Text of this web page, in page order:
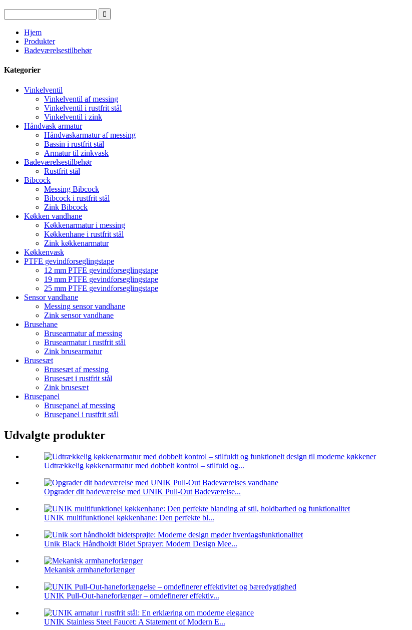
Hjem
Produkter
Badeværelsestilbehør
Kategorier
Vinkelventil
Vinkelventil af messing
Vinkelventil i rustfrit stål
Vinkelventil i zink
Håndvask armatur
Håndvaskarmatur af messing
Bassin i rustfrit stål
Armatur til zinkvask
Badeværelsestilbehør
Rustfrit stål
Bibcock
Messing Bibcock
Bibcock i rustfrit stål
Zink Bibcock
Køkken vandhane
Køkkenarmatur i messing
Køkkenhane i rustfrit stål
Zink køkkenarmatur
Køkkenvask
PTFE gevindforseglingstape
12 mm PTFE gevindforseglingstape
19 mm PTFE gevindforseglingstape
25 mm PTFE gevindforseglingstape
Sensor vandhane
Messing sensor vandhane
Zink sensor vandhane
Brusehane
Brusearmatur af messing
Brusearmatur i rustfrit stål
Zink brusearmatur
Brusesæt
Brusesæt af messing
Brusesæt i rustfrit stål
Zink brusesæt
Brusepanel
Brusepanel af messing
Brusepanel i rustfrit stål
Udvalgte produkter
Udtrækkelig køkkenarmatur med dobbelt kontrol – stilfuld og...
Opgrader dit badeværelse med UNIK Pull-Out Badeværelse...
UNIK multifunktionel køkkenhane: Den perfekte bl...
Unik Black Håndholdt Bidet Sprayer: Modern Design Mee...
Mekanisk armhaneforlænger
UNIK Pull-Out-haneforlænger – omdefinerer effektiv...
UNIK Stainless Steel Faucet: A Statement of Modern E...